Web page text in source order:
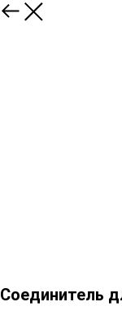
Соединитель